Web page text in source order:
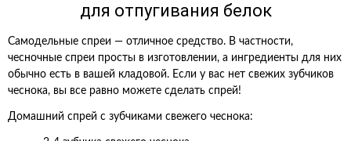
для отпугивания белок
Самодельные спреи — отличное средство. В частности,
чесночные спреи просты в изготовлении, а ингредиенты для них
обычно есть в вашей кладовой. Если у вас нет свежих зубчиков
чеснока, вы все равно можете сделать спрей!
Домашний спрей с зубчиками свежего чеснока: